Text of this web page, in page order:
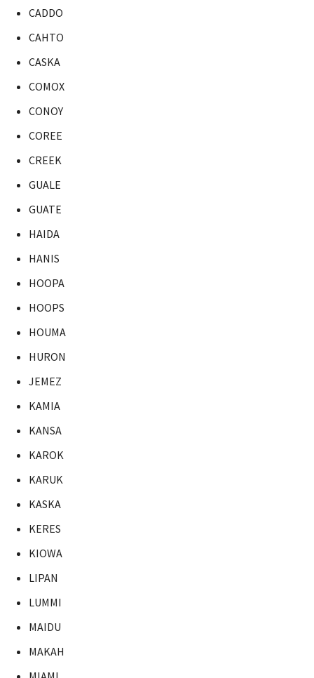
CADDO
CAHTO
CASKA
COMOX
CONOY
COREE
CREEK
GUALE
GUATE
HAIDA
HANIS
HOOPA
HOOPS
HOUMA
HURON
JEMEZ
KAMIA
KANSA
KAROK
KARUK
KASKA
KERES
KIOWA
LIPAN
LUMMI
MAIDU
MAKAH